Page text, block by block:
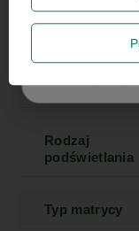
Model
Przekątna
Rodzaj
podświetlania
Typ matrycy